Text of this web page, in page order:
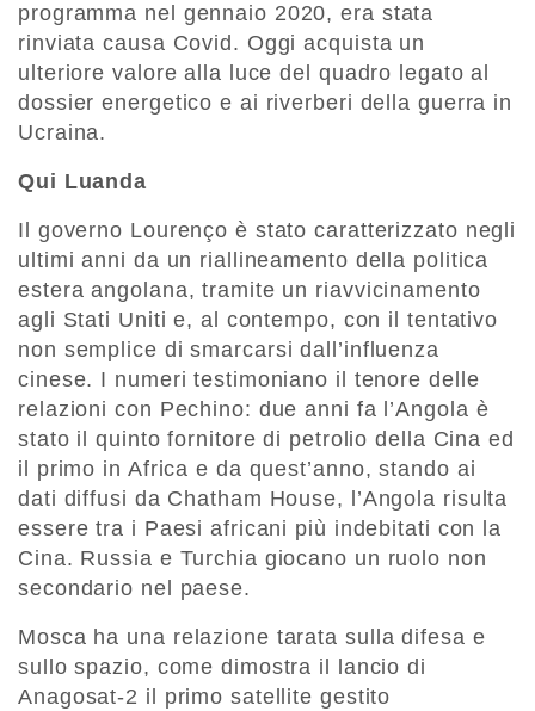
programma nel gennaio 2020, era stata
rinviata causa Covid. Oggi acquista un
ulteriore valore alla luce del quadro legato al
dossier energetico e ai riverberi della guerra in
Ucraina.
Qui Luanda
Il governo Lourenço è stato caratterizzato negli
ultimi anni da un riallineamento della politica
estera angolana, tramite un riavvicinamento
agli Stati Uniti e, al contempo, con il tentativo
non semplice di smarcarsi dall’influenza
cinese. I numeri testimoniano il tenore delle
relazioni con Pechino: due anni fa l’Angola è
stato il quinto fornitore di petrolio della Cina ed
il primo in Africa e da quest’anno, stando ai
dati diffusi da Chatham House, l’Angola risulta
essere tra i Paesi africani più indebitati con la
Cina. Russia e Turchia giocano un ruolo non
secondario nel paese.
Mosca ha una relazione tarata sulla difesa e
sullo spazio, come dimostra il lancio di
Anagosat-2 il primo satellite gestito